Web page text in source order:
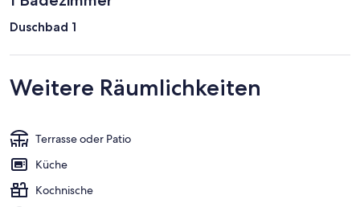
Duschbad 1
Weitere Räumlichkeiten
Terrasse oder Patio
Küche
Kochnische